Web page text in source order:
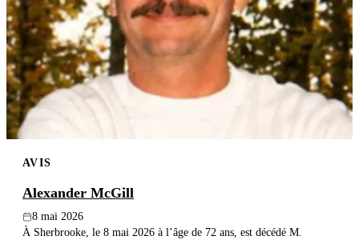
AVIS
Alexander McGill
8 mai 2026
À Sherbrooke, le 8 mai 2026 à l’âge de 72 ans, est décédé M.